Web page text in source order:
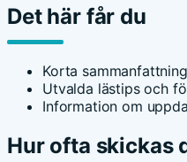
Det här får du
Korta
Utvalda lästips och
Information om
Hur ofta skickas